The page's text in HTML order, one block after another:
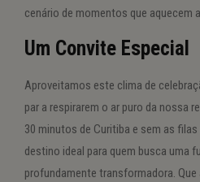
cenário de momentos que aquecem
Um Convite Especial
Aproveitamos este clima de
par a respirarem o ar puro da nossa
30 minutos de Curitiba e sem as
destino ideal para quem busca uma
profundamente transformadora.